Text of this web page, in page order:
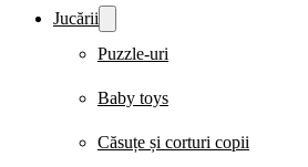
Jucării
Puzzle-uri
Baby toys
Căsuțe și corturi copii